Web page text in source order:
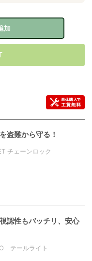
加
盗難から守る！
チェーンロック
認性もバッチリ、安心
テールライト